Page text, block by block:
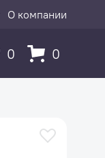
О компании
0 0